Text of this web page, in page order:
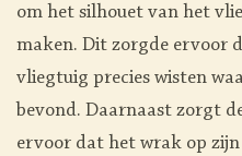
om het silhouet van het
maken. Dit zorgde ervoor
vliegtuig precies wisten
bevond. Daarnaast zorgt
ervoor dat het wrak op